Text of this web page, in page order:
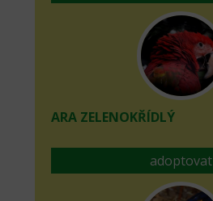
ARA ZELENOKŘÍDLÝ
adoptovat